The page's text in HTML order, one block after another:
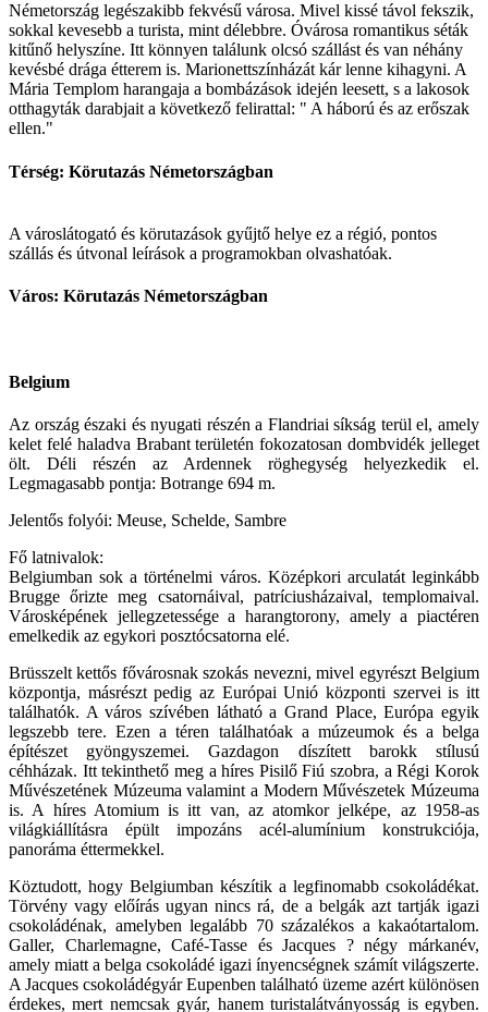
Németország legészakibb fekvésű városa. Mivel kissé távol fekszik,
sokkal kevesebb a turista, mint délebbre. Óvárosa romantikus séták
kitűnő helyszíne. Itt könnyen találunk olcsó szállást és van néhány
kevésbé drága étterem is. Marionettszínházát kár lenne kihagyni. A
Mária Templom harangaja a bombázások idején leesett, s a lakosok
otthagyták darabjait a következő felirattal: " A háború és az erőszak
ellen."
Térség: Körutazás Németországban
A városlátogató és körutazások gyűjtő helye ez a régió, pontos
szállás és útvonal leírások a programokban olvashatóak.
Város: Körutazás Németországban
Belgium
Az ország északi és nyugati részén a Flandriai síkság terül el, amely
kelet felé haladva Brabant területén fokozatosan dombvidék jelleget
ölt. Déli részén az Ardennek röghegység helyezkedik el.
Legmagasabb pontja: Botrange 694 m.
Jelentős folyói: Meuse, Schelde, Sambre
Fő latnivalok:
Belgiumban sok a történelmi város. Középkori arculatát leginkább
Brugge őrizte meg csatornáival, patríciusházaival, templomaival.
Városképének jellegzetessége a harangtorony, amely a piactéren
emelkedik az egykori posztócsatorna elé.
Brüsszelt kettős fővárosnak szokás nevezni, mivel egyrészt Belgium
központja, másrészt pedig az Európai Unió központi szervei is itt
találhatók. A város szívében látható a Grand Place, Európa egyik
legszebb tere. Ezen a téren találhatóak a múzeumok és a belga
építészet gyöngyszemei. Gazdagon díszített barokk stílusú
céhházak. Itt tekinthető meg a híres Pisilő Fiú szobra, a Régi Korok
Művészetének Múzeuma valamint a Modern Művészetek Múzeuma
is. A híres Atomium is itt van, az atomkor jelképe, az 1958-as
világkiállításra épült impozáns acél-alumínium konstrukciója,
panoráma éttermekkel.
Köztudott, hogy Belgiumban készítik a legfinomabb csokoládékat.
Törvény vagy előírás ugyan nincs rá, de a belgák azt tartják igazi
csokoládénak, amelyben legalább 70 százalékos a kakaótartalom.
Galler, Charlemagne, Café-Tasse és Jacques ? négy márkanév,
amely miatt a belga csokoládé igazi ínyencségnek számít világszerte.
A Jacques csokoládégyár Eupenben található üzeme azért különösen
érdekes, mert nemcsak gyár, hanem turistalátványosság is egyben.